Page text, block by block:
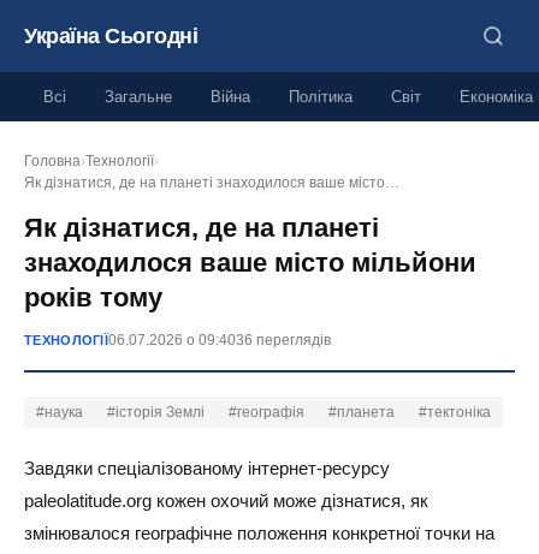
Україна Сьогодні
Всі Загальне Війна Політика Світ Економіка
Головна›Технології›
Як дізнатися, де на планеті знаходилося ваше місто…
Як дізнатися, де на планеті
знаходилося ваше місто мільйони
років тому
ТЕХНОЛОГІЇ06.07.2026 о 09:4036 переглядів
#наука #історія Землі #географія #планета #тектоніка
Завдяки спеціалізованому інтернет-ресурсу
paleolatitude.org кожен охочий може дізнатися, як
змінювалося географічне положення конкретної точки на